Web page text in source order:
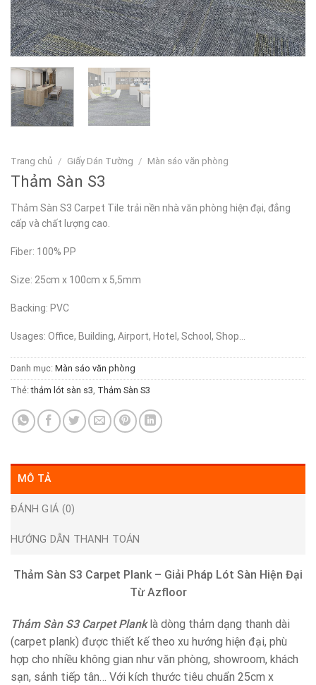
Trang chủ / Giấy Dán Tường / Màn sáo văn phòng
Thảm Sàn S3
Thảm Sàn S3 Carpet Tile trải nền nhà văn phòng hiện đại, đẳng
cấp và chất lượng cao.
Fiber: 100% PP
Size: 25cm x 100cm x 5,5mm
Backing: PVC
Usages: Office, Building, Airport, Hotel, School, Shop…
Danh mục: Màn sáo văn phòng
Thẻ:thảm lót sàn s3 Thảm Sàn S3
MÔ TẢ
ĐÁNH GIÁ (0)
HƯỚNG DẪN THANH TOÁN
Thảm Sàn S3 Carpet Plank – Giải Pháp Lót Sàn Hiện Đại
Từ Azfloor
Thảm Sàn S3 Carpet Planklà dòng thảm dạng thanh dài
(carpet plank) được thiết kế theo xu hướng hiện đại, phù
hợp cho nhiều không gian như văn phòng, showroom, khách
sạn, sảnh tiếp tân… Với kích thước tiêu chuẩn 25cm x